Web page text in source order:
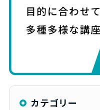
カテゴリー